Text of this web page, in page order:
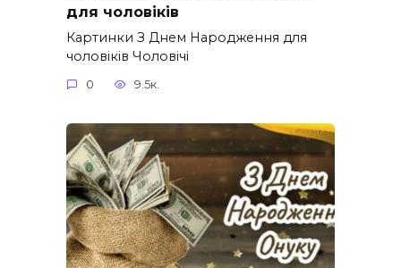
для чоловіків​
Картинки З Днем Народження для
чоловіків​ Чоловічі
0 9.5к.